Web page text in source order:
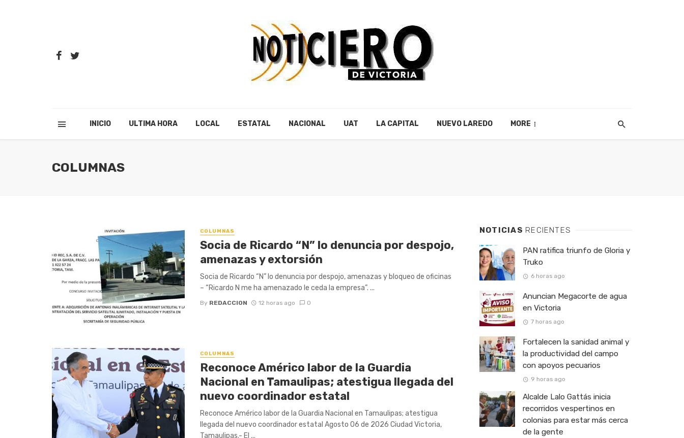
INICIO ULTIMA HORA LOCAL ESTATAL NACIONAL UAT LA CAPITAL NUEVO LAREDO MORE
COLUMNAS
COLUMNAS
Socia de Ricardo “N” lo denuncia por despojo,
amenazas y extorsión
Socia de Ricardo “N” lo denuncia por despojo, amenazas y bloqueo de oficinas
– “Ricardo N me ha amenazado le ceda la empresa”. ...
By REDACCION 12 horas ago 0
COLUMNAS
Reconoce Américo labor de la Guardia
Nacional en Tamaulipas; atestigua llegada del
nuevo coordinador estatal
Reconoce Américo labor de la Guardia Nacional en Tamaulipas; atestigua
llegada del nuevo coordinador estatal Agosto 06 de 2026 Ciudad Victoria,
Tamaulipas.- El ...
NOTICIAS RECIENTES
PAN ratifica triunfo de Gloria y
Truko
6 horas ago
Anuncian Megacorte de agua
en Victoria
7 horas ago
Fortalecen la sanidad animal y
la productividad del campo
con apoyos pecuarios
9 horas ago
Alcalde Lalo Gattás inicia
recorridos vespertinos en
colonias para estar más cerca
de la gente